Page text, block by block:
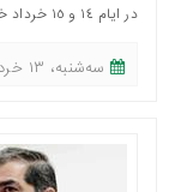
در ایام ١٤ و ١٥ خرداد خبر داد.
ﺳﻪشنبه، ١٣ خرداد ١٣٩٩ - ١٧:٤٧